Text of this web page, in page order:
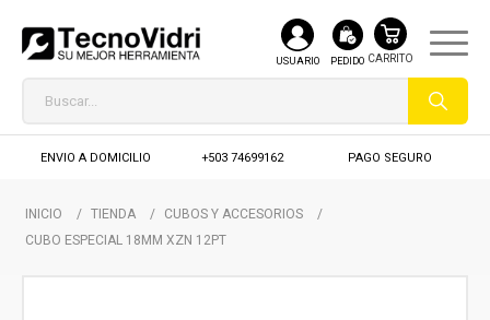
USUARIO PEDIDO
ENVIO A DOMICILIO +503 74699162 PAGO SEGURO
INICIO / TIENDA / CUBOS Y ACCESORIOS
/
CUBO ESPECIAL 18MM XZN 12PT